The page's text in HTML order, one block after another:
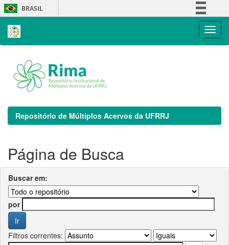
Skip
navigation
BRASIL
Repositório de Múltiplos Acervos da UFRRJ
Página de Busca
Buscar em:
por
Filtros correntes: